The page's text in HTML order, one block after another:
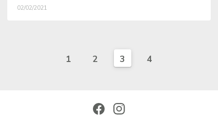
02/02/2021
1 2 3 4